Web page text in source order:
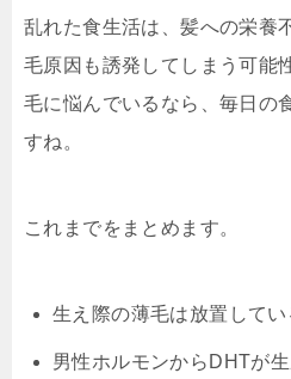
乱れた食生活は、髪への栄養
毛原因も誘発してしまう可能
毛に悩んでいるなら、毎日の
すね。
これまでをまとめます。
生え際の薄毛は放置して
男性ホルモンからDHTが